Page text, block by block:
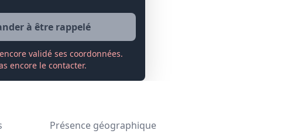
à être rappelé
validé ses coordonnées.
encore le contacter.
Présence géographique